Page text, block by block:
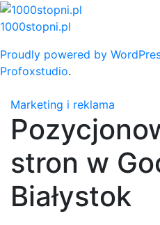
Skip
to
1000stopni.pl
Proudly powered by
Profoxstudio.
Marketing i reklama
stron w
Białystok